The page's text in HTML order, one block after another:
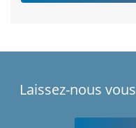
Laissez-nous